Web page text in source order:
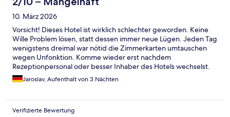
10. März 2026
Vorsicht! Dieses Hotel ist wirklich schlechter geworden. Keine
Wille Problem lösen, statt dessen immer neue Lügen. Jeden Tag
wenigstens dreimal war nötid die Zimmerkarten umtauschen
wegen Unfonktion. Komme wieder erst nachdem
Rezeptionpersonal oder besser Inhaber des Hotels wechselst.
Jaroslav, Aufenthalt von 3 Nächten
Verifizierte Bewertung